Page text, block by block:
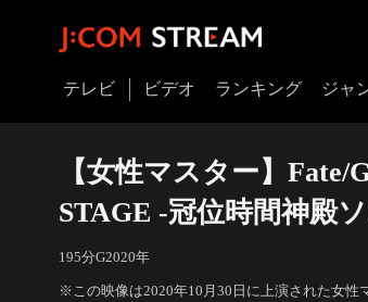
テレビ ビデオ ランキング ジャ
【女性マスター】
STAGE -冠位時間神殿
195分G2020年
※この映像は2020年10月30日に上演された女性